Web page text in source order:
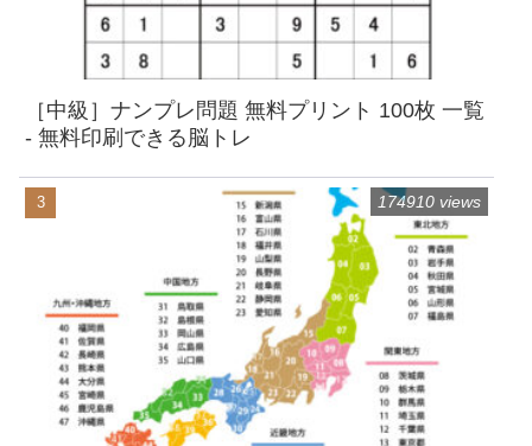
［中級］ナンプレ問題 無料プリント 100枚 一覧
- 無料印刷できる脳トレ
174910 views